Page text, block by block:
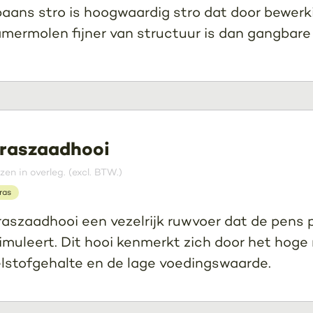
stro is hoogwaardig stro dat door
fijner van structuur is dan
in overleg. (excl. BTW.)
een vezelrijk ruwvoer dat de pens
Dit hooi kenmerkt zich door het hoge
en de lage voedingswaarde.